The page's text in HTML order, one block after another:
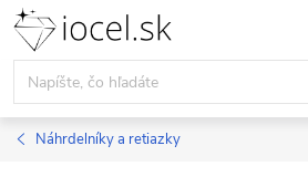
Prejsť
obsah
Náhrdelníky a retiazky